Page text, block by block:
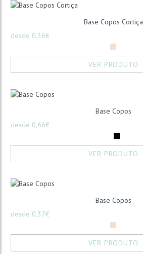
Base Copos Cortiça
desde 0,36€
VER PRODUTO
Base Copos
desde 0,66€
VER PRODUTO
Base Copos
desde 0,37€
VER PRODUTO